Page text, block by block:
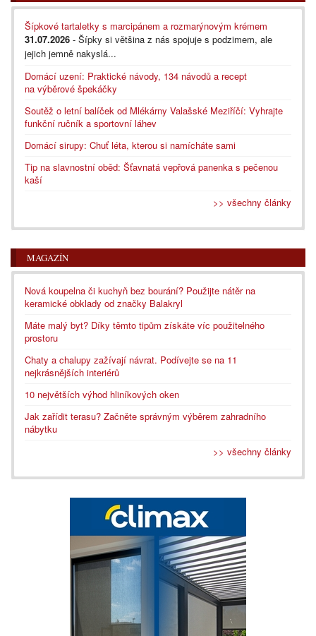
Šípkové tartaletky s marcipánem a rozmarýnovým krémem
31.07.2026 - Šípky si většina z nás spojuje s podzimem, ale
jejich jemně nakyslá...
Domácí uzení: Praktické návody, 134 návodů a recept
na výběrové špekáčky
Soutěž o letní balíček od Mlékárny Valašské Meziříčí: Vyhrajte
funkční ručník a sportovní láhev
Domácí sirupy: Chuť léta, kterou si namícháte sami
Tip na slavnostní oběd: Šťavnatá vepřová panenka s pečenou
kaší
>> všechny články
MAGAZÍN
Nová koupelna či kuchyň bez bourání? Použijte nátěr na
keramické obklady od značky Balakryl
Máte malý byt? Díky těmto tipům získáte víc použitelného
prostoru
Chaty a chalupy zažívají návrat. Podívejte se na 11
nejkrásnějších interiérů
10 největších výhod hliníkových oken
Jak zařídit terasu? Začněte správným výběrem zahradního
nábytku
>> všechny články